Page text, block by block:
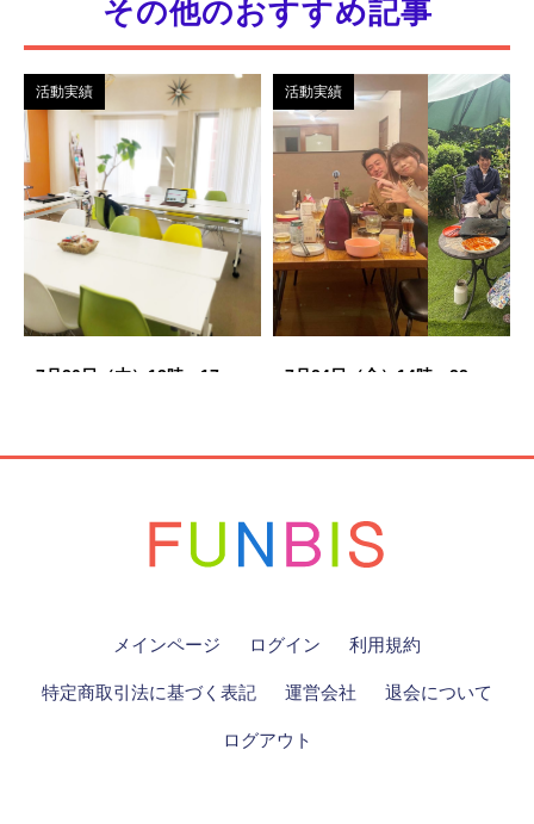
その他のおすすめ記事
活動実績
7月30日（木）13時～17
活動実績
7月24日（金）14時～22
メインページ ログイン 利用規約
特定商取引法に基づく表記 運営会社 退会について
ログアウト